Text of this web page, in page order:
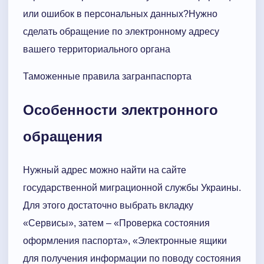
или ошибок в персональных данных?Нужно
сделать обращение по электронному адресу
вашего территориального органа
Таможенные правила загранпаспорта
Особенности электронного
обращения
Нужный адрес можно найти на сайте
государственной миграционной службы Украины.
Для этого достаточно выбрать вкладку
«Сервисы», затем – «Проверка состояния
оформления паспорта», «Электронные ящики
для получения информации по поводу состояния